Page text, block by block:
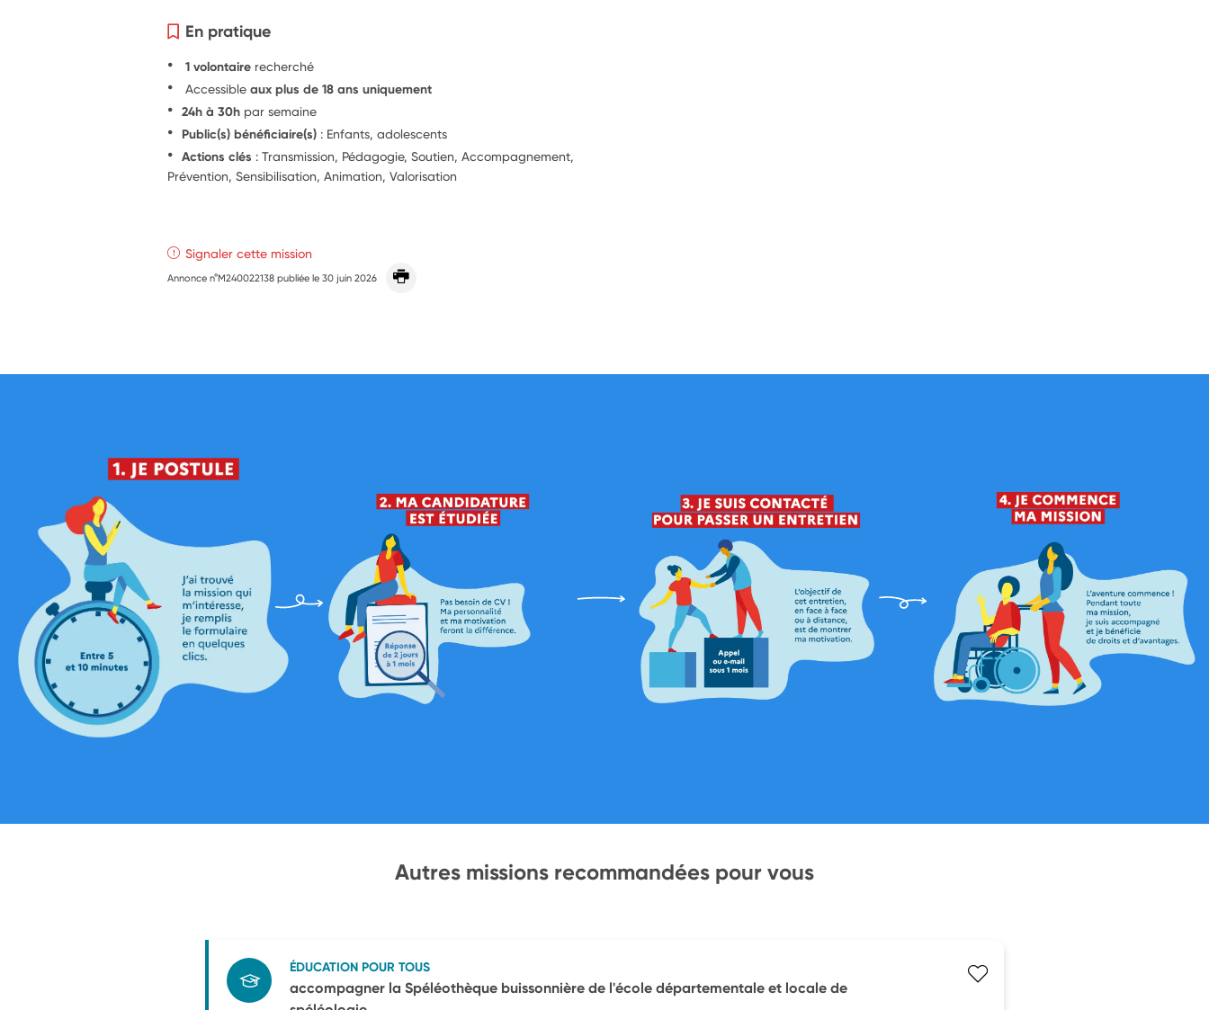
En pratique
1 volontaire recherché
Accessibleaux plus de 18 ans uniquement
24h à 30h par semaine
Public(s) bénéficiaire(s) : Enfants, adolescents
Actions clés : Transmission, Pédagogie, Soutien, Accompagnement,
Prévention, Sensibilisation, Animation, Valorisation
Signaler cette mission
Annonce n°M240022138 publiée le30 juin 2026
Autres missions recommandées pour vous
ÉDUCATION POUR TOUS
accompagner la Spéléothèque buissonnière de l'école départementale et locale de